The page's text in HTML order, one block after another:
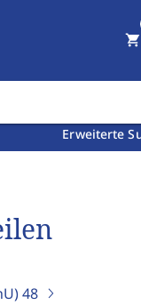
Erweiterte
shopping_cart
48